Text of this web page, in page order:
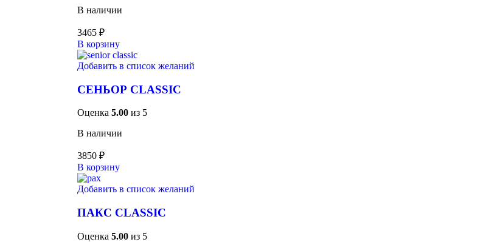
В наличии
3465 ₽
В корзину
Добавить в список желаний
СЕНЬОР CLASSIC
Оценка 5.00 из 5
В наличии
3850 ₽
В корзину
Добавить в список желаний
ПАКС CLASSIC
Оценка 5.00 из 5